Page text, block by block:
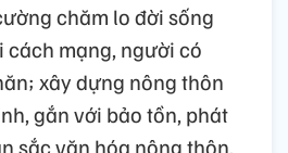
chăm lo đời sống
mạng, người có
xây dựng nông thôn
gắn với bảo tồn, phát
sắc văn hóa nông thôn,